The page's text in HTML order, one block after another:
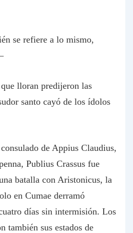
se refiere a lo mismo,
que lloran predijeron las
santo cayó de los ídolos
de Appius Claudius,
Publius Crassus fue
batalla con Aristonicus, la
en Cumae derramó
días sin intermisión. Los
también sus estados de